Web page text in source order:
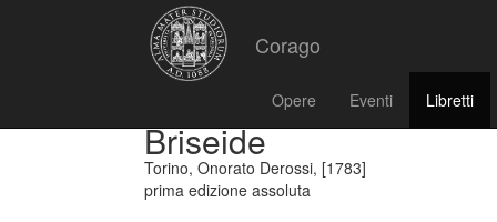
Corago
Opere Eventi Libretti
Briseide
Torino, Onorato Derossi, [1783]
prima edizione assoluta